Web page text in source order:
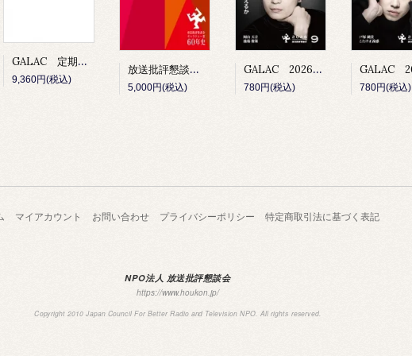
GALAC 定期購読
9,360円(税込)
放送批評懇談会 ギャラクシー賞60年史
5,000円(税込)
GALAC 2026年9月号
780円(税込) 780円(税込)
マイアカウント お問い合わせ プライバシーポリシー 特定商取引法に基づく表記
NPO法人 放送批評懇談会
https://www.houkon.jp/
Copyright 2010 Japan Council For Better Radio and Television NPO. All rights reserved.